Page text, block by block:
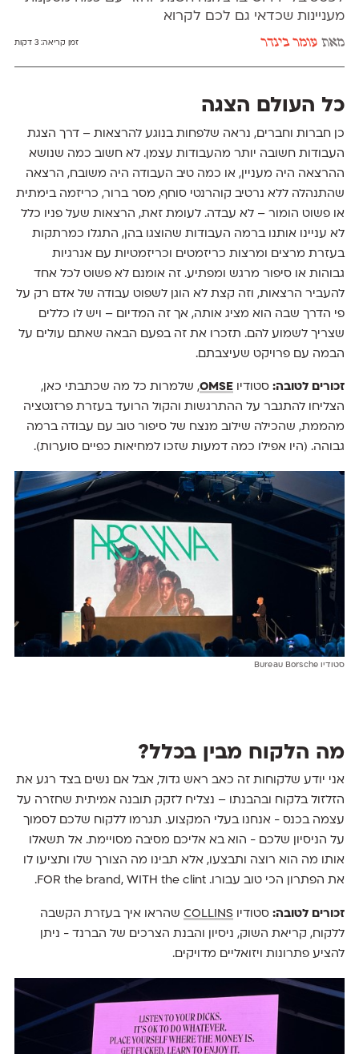
מעניינות שכדאי גם לכם לקרוא
מאת עומר בינדר זמן קריאה:3 דקות
כל העולם הצגה
כן חברות וחברים, נראה שלפחות בנוגע להרצאות – דרך הצגת
העבודות חשובה יותר מהעבודות עצמן. לא חשוב כמה שנושא
ההרצאה היה מעניין, או כמה טיב העבודה היה משובח, הרצאה
שהתנהלה ללא נרטיב קוהרנטי סוחף, מסר ברור, כריזמה בימתית
או פשוט הומור – לא עבדה. לעומת זאת, הרצאות שעל פניו כלל
לא עניינו אותנו ברמה העבודות שהוצגו בהן, התגלו כמרתקות
בעזרת מרצים ומרצות כריזמטים וכריזמטיות עם אנרגיות
גבוהות או סיפור מרגש ומפתיע. זה אומנם לא פשוט לכל אחד
להעביר הרצאות, וזה קצת לא הוגן לשפוט עבודה של אדם רק על
פי הדרך שבה הוא מציג אותה, אך זה המדיום – ויש לו כללים
שצריך לשמוע להם. תזכרו את זה בפעם הבאה שאתם עולים על
הבמה עם פרויקט שעיצבתם.
זכורים לטובה: סטודיו OMSE
, שלמרות כל מה שכתבתי כאן,
הצליחו להתגבר על ההתרגשות והקול הרועד בעזרת פרזנטציה
מהממת, שהכילה שילוב מנצח של סיפור טוב עם עבודה ברמה
גבוהה. (היו אפילו כמה דמעות שזכו למחיאות כפיים סוערות).
סטודיו Bureau Borsche
מה הלקוח מבין בכלל?
אני יודע שלקוחות זה כאב ראש גדול, אבל אם נשים בצד רגע את
הזלזול בלקוח ובהבנתו – נצליח לזקק תובנה אמיתית שחזרה על
עצמה בכנס - אנחנו בעלי המקצוע. תגרמו ללקוח שלכם לסמוך
על הניסיון שלכם - הוא בא אליכם מסיבה מסויימת. אל תשאלו
אותו מה הוא רוצה ותבצעו, אלא תבינו מה הצורך שלו ותציעו לו
את הפתרון הכי טוב עבורו. FOR the brand, WITH the clint.
זכורים לטובה: סטודיו COLLINSשהראו איך בעזרת הקשבה
ללקוח, קריאת השוק, ניסיון והבנת הצרכים של הברנד - ניתן
להציע פתרונות ויזואליים מדויקים.